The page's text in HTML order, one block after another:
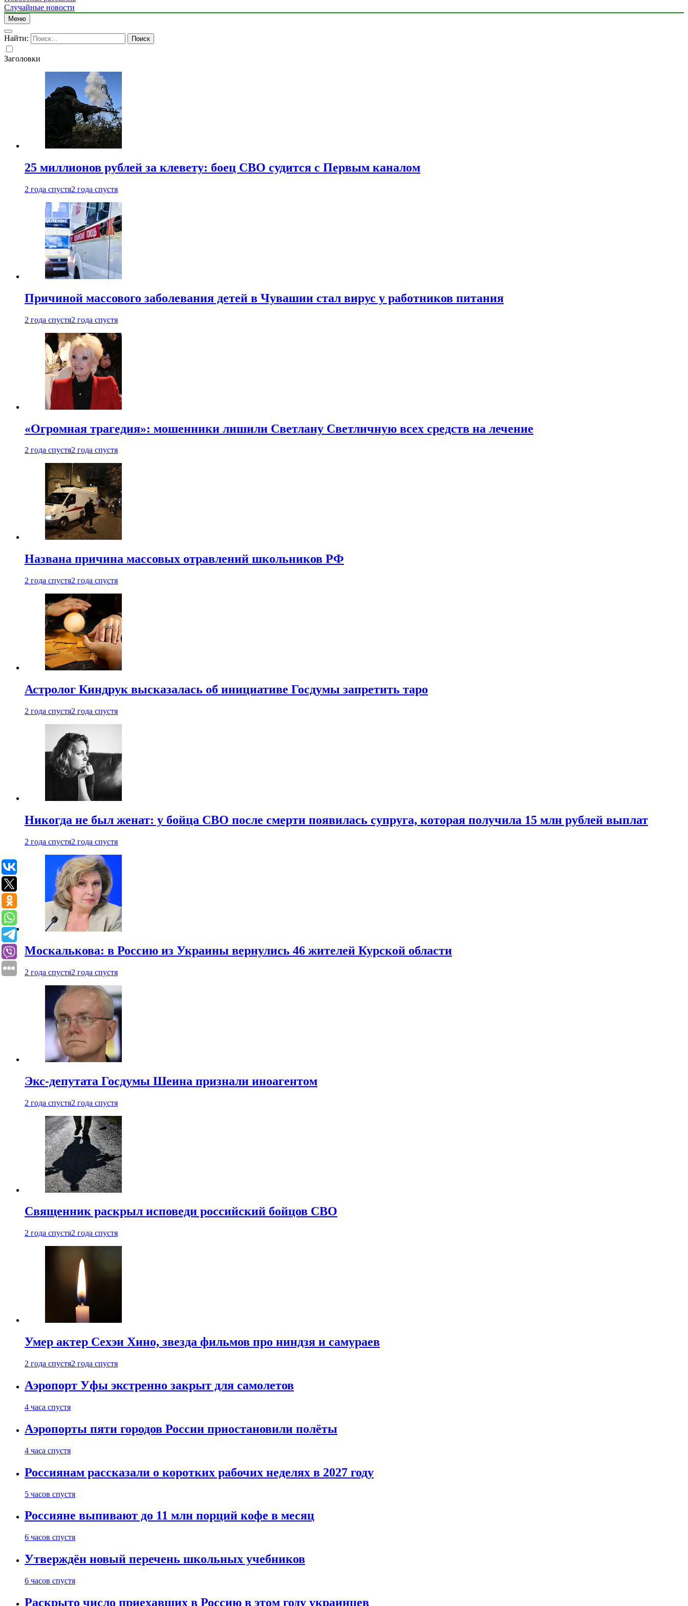
Случайные новости
Меню
Найти:
Заголовки
25 миллионов рублей за клевету: боец СВО судится с Первым каналом
2 года спустя2 года спустя
Причиной массового заболевания детей в Чувашии стал вирус у работников питания
2 года спустя2 года спустя
«Огромная трагедия»: мошенники лишили Светлану Светличную всех средств на лечение
2 года спустя2 года спустя
Названа причина массовых отравлений школьников РФ
2 года спустя2 года спустя
Астролог Киндрук высказалась об инициативе Госдумы запретить таро
2 года спустя2 года спустя
Никогда не был женат: у бойца СВО после смерти появилась супруга, которая получила 15 млн рублей выплат
2 года спустя2 года спустя
Москалькова: в Россию из Украины вернулись 46 жителей Курской области
2 года спустя2 года спустя
Экс-депутата Госдумы Шеина признали иноагентом
2 года спустя2 года спустя
Священник раскрыл исповеди российский бойцов СВО
2 года спустя2 года спустя
Умер актер Сехэи Хино, звезда фильмов про ниндзя и самураев
2 года спустя2 года спустя
Аэропорт Уфы экстренно закрыт для самолетов
4 часа спустя
Аэропорты пяти городов России приостановили полёты
4 часа спустя
Россиянам рассказали о коротких рабочих неделях в 2027 году
5 часов спустя
Россияне выпивают до 11 млн порций кофе в месяц
6 часов спустя
Утверждён новый перечень школьных учебников
6 часов спустя
Раскрыто число приехавших в Россию в этом году украинцев